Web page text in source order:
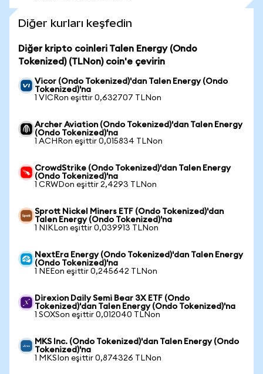
Diğer kurları keşfedin
Diğer kripto coinleri Talen Energy (Ondo
Tokenized) (TLNon) coin'e çevirin
Vicor (Ondo Tokenized)'dan Talen Energy (Ondo
Tokenized)'na
1 VICRon eşittir 0,632707 TLNon
Archer Aviation (Ondo Tokenized)'dan Talen Energy
(Ondo Tokenized)'na
1 ACHRon eşittir 0,015834 TLNon
CrowdStrike (Ondo Tokenized)'dan Talen Energy
(Ondo Tokenized)'na
1 CRWDon eşittir 2,4293 TLNon
Sprott Nickel Miners ETF (Ondo Tokenized)'dan
Talen Energy (Ondo Tokenized)'na
1 NIKLon eşittir 0,039913 TLNon
NextEra Energy (Ondo Tokenized)'dan Talen Energy
(Ondo Tokenized)'na
1 NEEon eşittir 0,245642 TLNon
Direxion Daily Semi Bear 3X ETF (Ondo
Tokenized)'dan Talen Energy (Ondo Tokenized)'na
1 SOXSon eşittir 0,012040 TLNon
MKS Inc. (Ondo Tokenized)'dan Talen Energy (Ondo
Tokenized)'na
1 MKSIon eşittir 0,874326 TLNon